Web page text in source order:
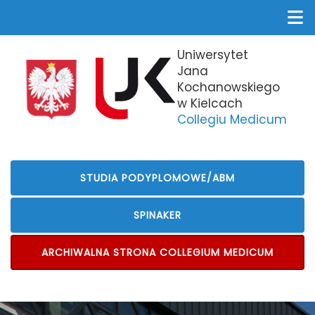
Uniwersytet
Jana
Kochanowskiego
w Kielcach
Collegiu Medicum
STUDIA PODYPLOMOWE/ABM
SPINAKER
ARCHIWALNA STRONA COLLEGIUM MEDICUM